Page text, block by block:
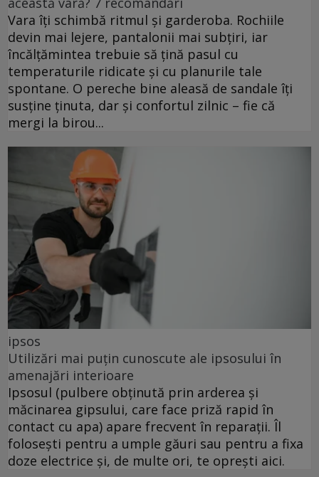
Vara îți schimbă ritmul și garderoba. Rochiile
devin mai lejere, pantalonii mai subțiri, iar
încălțămintea trebuie să țină pasul cu
temperaturile ridicate și cu planurile tale
spontane. O pereche bine aleasă de sandale îți
susține ținuta, dar și confortul zilnic – fie că
mergi la birou...
ipsos
Utilizări mai puțin cunoscute ale ipsosului în
amenajări interioare
Ipsosul (pulbere obținută prin arderea și
măcinarea gipsului, care face priză rapid în
contact cu apa) apare frecvent în reparații. Îl
folosești pentru a umple găuri sau pentru a fixa
doze electrice și, de multe ori, te oprești aici.